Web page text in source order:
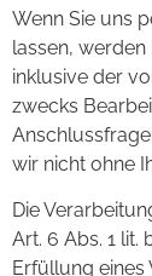
Wenn Sie uns
lassen,
inklusive der
zwecks
wir nicht ohne
Die
Art. 6 Abs. 1 lit.
Erfüllung